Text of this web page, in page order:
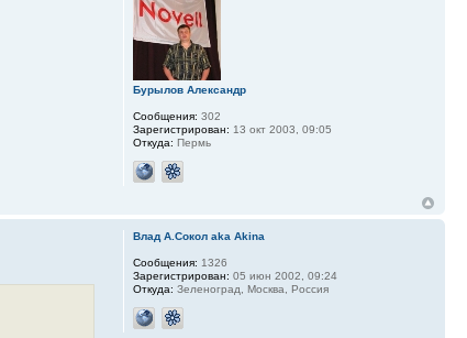
Бурылов Александр
Сообщения: 302
Зарегистрирован: 13 окт 2003, 09:05
Откуда: Пермь
Влад А.Сокол aka Akina
Сообщения: 1326
Зарегистрирован: 05 июн 2002, 09:24
Откуда: Зеленоград, Москва, Россия